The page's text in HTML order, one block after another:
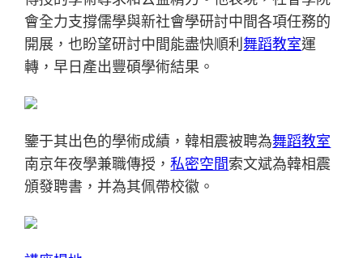
會全力支撐儒學與新社會學研討中間各項任務的
開展，也盼望研討中間能盡快順利 舞蹈教室運
轉，早日產出豐碩學術結果。
鑒于其出色的學術成績，韓相震被聘為舞蹈教室
南京年夜學兼職傳授，私密空間索文斌為韓相震
頒發聘書，并為其佩帶校徽。